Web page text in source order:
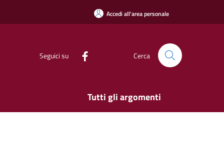
Accedi all'area personale
Seguici su Cerca
Tutti gli argomenti